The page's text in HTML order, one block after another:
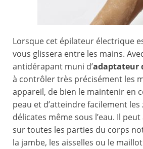
Lorsque cet épilateur électrique
vous glissera entre les mains.
antidérapant muni d’adaptateur
à contrôler très précisément les
appareil, de bien le maintenir en
peau et d’atteindre facilement les
délicates même sous l’eau. Il
sur toutes les parties du corps
la jambe, les aisselles ou le